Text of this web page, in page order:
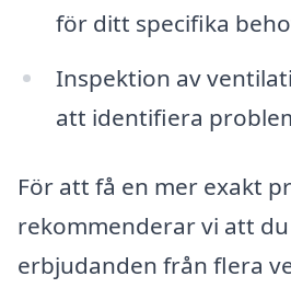
för ditt specifika
Inspektion av
att identifiera
För att få en mer exakt
rekommenderar vi att
erbjudanden från flera